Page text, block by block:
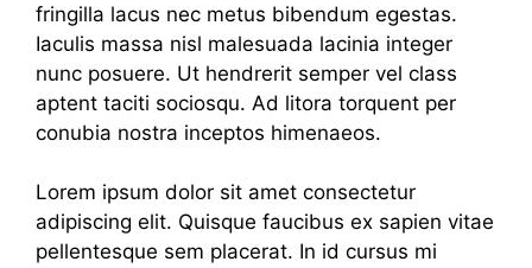
fringilla lacus nec metus bibendum egestas.
Iaculis massa nisl malesuada lacinia integer
nunc posuere. Ut hendrerit semper vel class
aptent taciti sociosqu. Ad litora torquent per
conubia nostra inceptos himenaeos.
Lorem ipsum dolor sit amet consectetur
adipiscing elit. Quisque faucibus ex sapien vitae
pellentesque sem placerat. In id cursus mi